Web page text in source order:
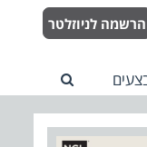
הרשמה לניוזלטר